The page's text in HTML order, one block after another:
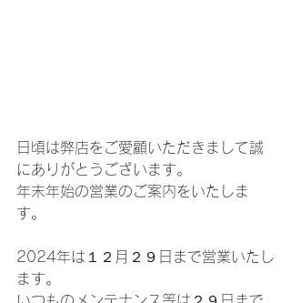
日頃は弊店をご愛顧いただきまして誠
にありがとうございます。
年末年始の営業のご案内をいたしま
す。
2024年は１２月２９日まで営業いたし
ます。
いつものメンテナンス等は２９日まで